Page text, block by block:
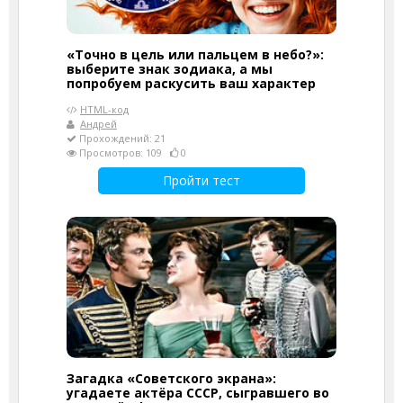
«Точно в цель или пальцем в небо?»:
выберите знак зодиака, а мы
попробуем раскусить ваш характер
HTML-код
Андрей
Прохождений: 21
Просмотров: 109
0
Пройти тест
Загадка «Советского экрана»:
угадаете актёра СССР, сыгравшего во